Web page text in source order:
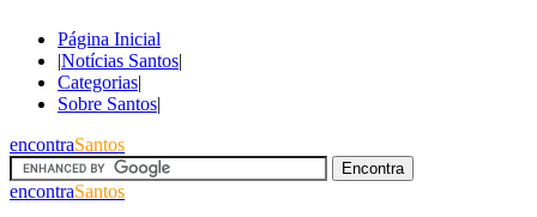
Página Inicial
|Notícias Santos|
Categorias|
Sobre Santos|
encontraSantos
encontraSantos